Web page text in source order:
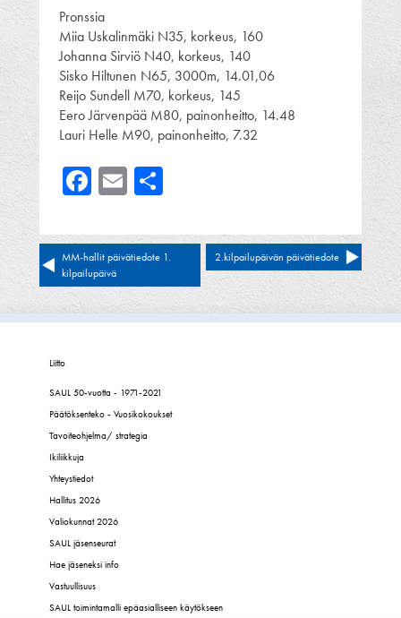
Pronssia
Miia Uskalinmäki N35, korkeus, 160
Johanna Sirviö N40, korkeus, 140
Sisko Hiltunen N65, 3000m, 14.01,06
Reijo Sundell M70, korkeus, 145
Eero Järvenpää M80, painonheitto, 14.48
Lauri Helle M90, painonheitto, 7.32
Facebook
Email
Artikkelien
selaus
MM-hallit päivätiedote 1.
kilpailupäivä
2.kilpailupäivän päivätiedote
Liitto
SAUL 50-vuotta - 1971-2021
Päätöksenteko - Vuosikokoukset
Tavoiteohjelma/ strategia
Ikiliikkuja
Yhteystiedot
Hallitus 2026
Valiokunnat 2026
SAUL jäsenseurat
Hae jäseneksi info
Vastuullisuus
SAUL toimintamalli epäasialliseen käytökseen